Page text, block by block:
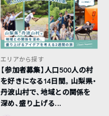
エリアから探す
【参加者募集】人口500人の村
を好きになる14日間。山梨県・
丹波山村で、地域との関係を
深め、盛り上げる...